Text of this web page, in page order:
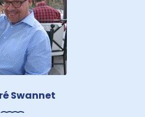
Swannet